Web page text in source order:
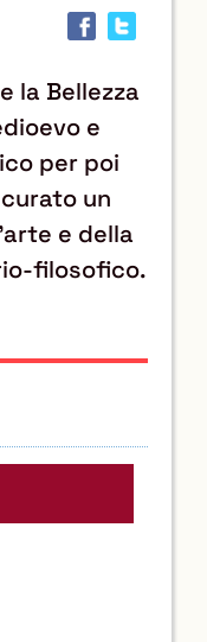
la Bellezza
e
per poi
un
e della
filosofico.